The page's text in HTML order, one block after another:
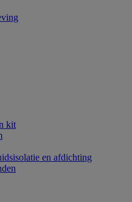
kit
en afdichting